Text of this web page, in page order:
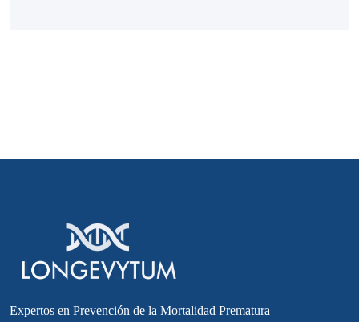
Expertos en Prevención de la Mortalidad Prematura